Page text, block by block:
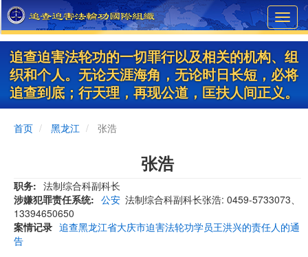
Skip
to
main
content
追查迫害法轮功的一切罪行以及相关的机构、组
织和个人。无论天涯海角，无论时日长短，必将
追查到底；行天理，再现公道，匡扶人间正义。
首页 黑龙江 张浩
张浩
职务
法制综合科副科长
涉嫌犯罪责任系统
公安 法制综合科副科长张浩: 0459-5733073、
13394650650
案情记录 追查黑龙江省大庆市迫害法轮功学员王洪兴的责任人的通
告